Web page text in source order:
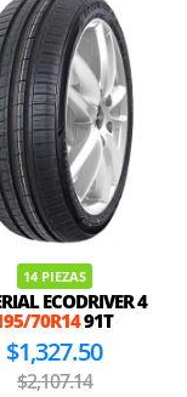
14 PIEZAS
ECODRIVER 4
70R1491T
$1,327.50
$2,107.14